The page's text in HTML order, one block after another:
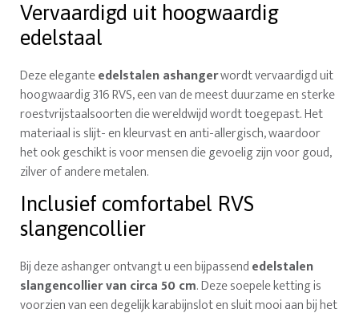
Vervaardigd uit hoogwaardig
edelstaal
Deze eleganteedelstalen ashangerwordt vervaardigd uit
hoogwaardig 316 RVS, een van de meest duurzame en sterke
roestvrijstaalsoorten die wereldwijd wordt toegepast. Het
materiaal is slijt- en kleurvast en anti-allergisch, waardoor
het ook geschikt is voor mensen die gevoelig zijn voor goud,
zilver of andere metalen.
Inclusief comfortabel RVS
slangencollier
Bij deze ashanger ontvangt u een bijpassendedelstalen
slangencollier van circa 50 cm. Deze soepele ketting is
voorzien van een degelijk karabijnslot en sluit mooi aan bij het